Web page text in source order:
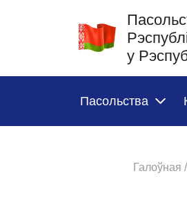
у
Пасольства
Галоўная /